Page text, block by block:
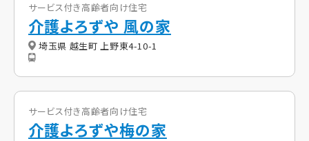
サービス付き高齢者向け住宅
介護よろずや 風の家
埼玉県 越生町 上野東4-10-1
サービス付き高齢者向け住宅
介護よろずや梅の家